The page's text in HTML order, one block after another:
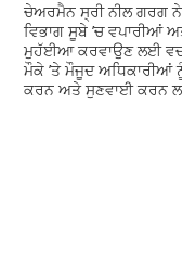
ਚੇਅਰਮੈਨ ਸ੍ਰੀ ਨੀਲ ਗਰਗ ਨੇ
ਵਿਭਾਗ ਸੂਬੇ ’ਚ ਵਪਾਰੀਆਂ
ਮੁਹੱਈਆ ਕਰਵਾਉਣ ਲਈ
ਮੌਕੇ ’ਤੇ ਮੌਜੂਦ ਅਧਿਕਾਰੀਆਂ
ਕਰਨ ਅਤੇ ਸੁਣਵਾਈ ਕਰਨ